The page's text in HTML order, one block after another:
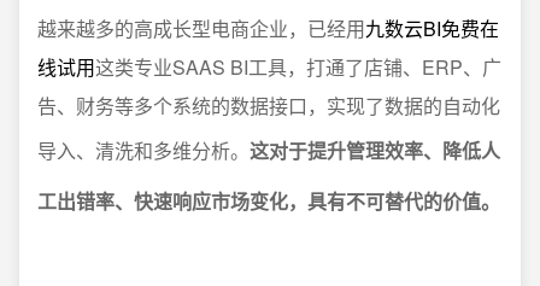
越来越多的高成长型电商企业，已经用九数云BI免费在
线试用这类专业SAAS BI工具，打通了店铺、ERP、广
告、财务等多个系统的数据接口，实现了数据的自动化
导入、清洗和多维分析。 这对于提升管理效率、降低人
工出错率、快速响应市场变化，具有不可替代的价值。